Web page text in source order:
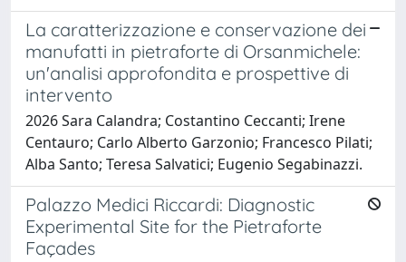
La caratterizzazione e conservazione dei
manufatti in pietraforte di Orsanmichele:
un'analisi approfondita e prospettive di
intervento
2026 Sara Calandra; Costantino Ceccanti; Irene
Centauro; Carlo Alberto Garzonio; Francesco Pilati;
Alba Santo; Teresa Salvatici; Eugenio Segabinazzi.
Palazzo Medici Riccardi: Diagnostic
Experimental Site for the Pietraforte
Façades